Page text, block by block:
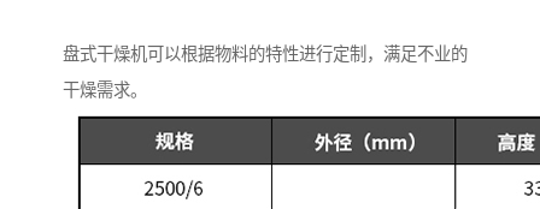
盘式干燥机可以根据物料的特性进行定制，满足不业的
干燥需求。